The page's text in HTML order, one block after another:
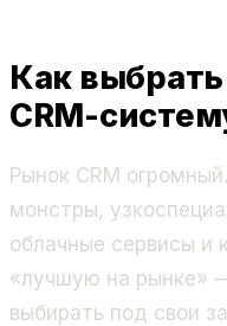
Как
CRM-
Рынок CRM
монстры,
облачные сервисы и
«лучшую на рынке»
выбирать под свои